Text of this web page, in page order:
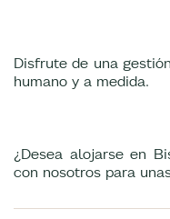
Disfrute de una
humano y a medida.
¿Desea alojarse en
con nosotros para